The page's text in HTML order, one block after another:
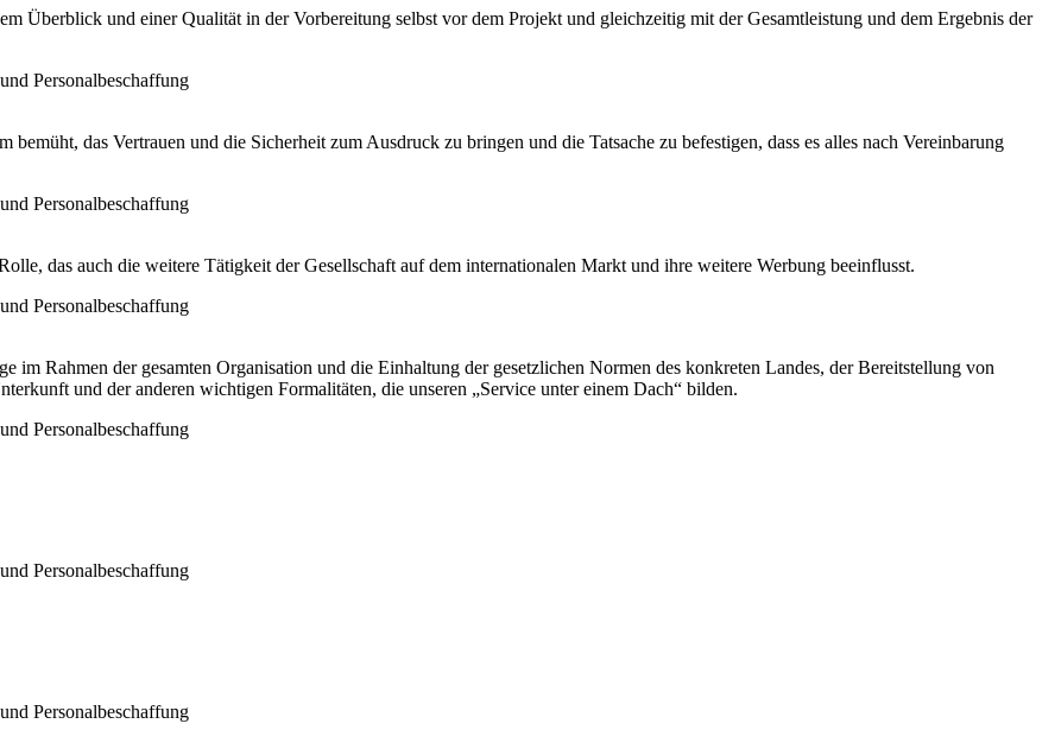
Überblick und einer Qualität in der Vorbereitung selbst vor dem Projekt und gleichzeitig mit der Gesamtleistung und dem Ergebnis der
das Vertrauen und die Sicherheit zum Ausdruck zu bringen und die Tatsache zu befestigen, dass es alles nach Vereinbarung
das auch die weitere Tätigkeit der Gesellschaft auf dem internationalen Markt und ihre weitere Werbung beeinflusst.
im Rahmen der gesamten Organisation und die Einhaltung der gesetzlichen Normen des konkreten Landes, der Bereitstellung von
und der anderen wichtigen Formalitäten, die unseren „Service unter einem Dach“ bilden.